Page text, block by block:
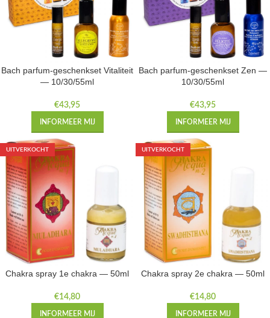
Bach parfum-geschenkset Vitaliteit
— 10/30/55ml
€43,95
INFORMEER MIJ
Bach parfum-geschenkset Zen —
10/30/55ml
€43,95
INFORMEER MIJ
UITVERKOCHT
Chakra spray 1e chakra — 50ml
€14,80
INFORMEER MIJ
UITVERKOCHT
Chakra spray 2e chakra — 50ml
€14,80
INFORMEER MIJ